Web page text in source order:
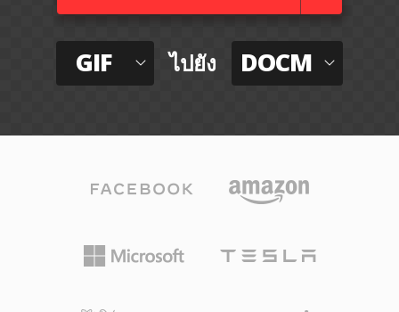
GIF ไปยัง DOCM